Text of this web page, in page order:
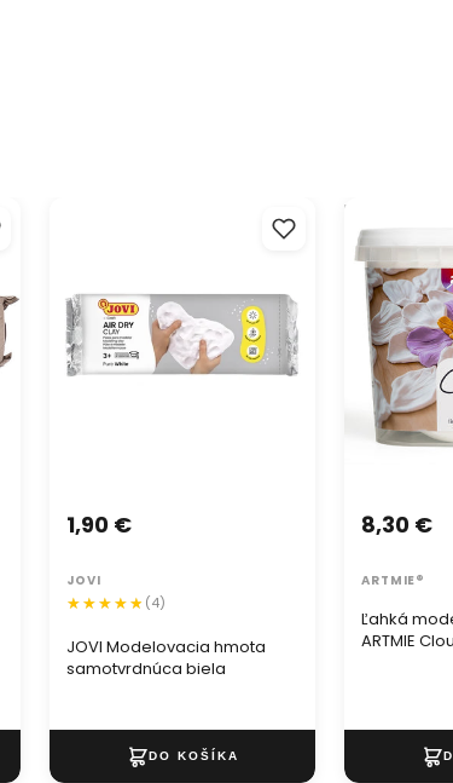
JOVI Modelovacia hmota
samotvrdnúca biela
1,90 €
JOVI
(4)
Ľahká
ARTMIE
Ľahká
ARTMIE
8,30 €
ARTMIE®